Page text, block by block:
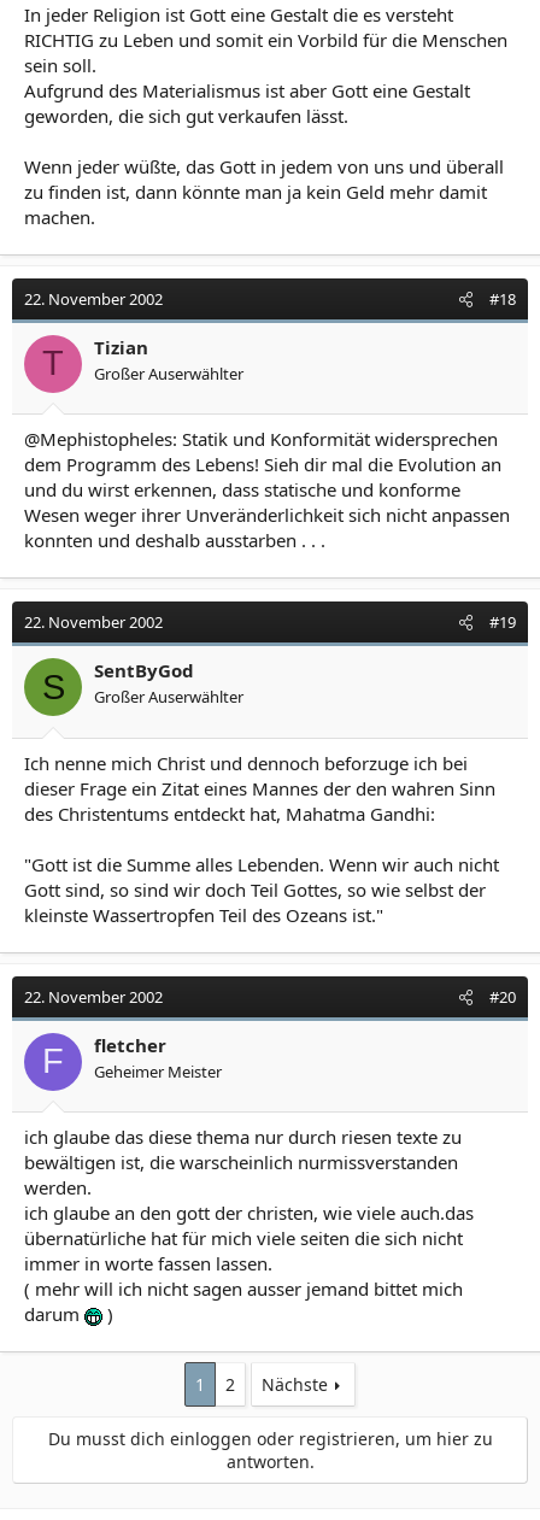
In jeder Religion ist Gott eine Gestalt die es versteht
RICHTIG zu Leben und somit ein Vorbild für die Menschen
sein soll.
Aufgrund des Materialismus ist aber Gott eine Gestalt
geworden, die sich gut verkaufen lässt.
Wenn jeder wüßte, das Gott in jedem von uns und überall
zu finden ist, dann könnte man ja kein Geld mehr damit
machen.
22. November 2002 #18
T Tizian
Großer Auserwählter
@Mephistopheles: Statik und Konformität widersprechen
dem Programm des Lebens! Sieh dir mal die Evolution an
und du wirst erkennen, dass statische und konforme
Wesen weger ihrer Unveränderlichkeit sich nicht anpassen
konnten und deshalb ausstarben . . .
22. November 2002 #19
S SentByGod
Großer Auserwählter
Ich nenne mich Christ und dennoch beforzuge ich bei
dieser Frage ein Zitat eines Mannes der den wahren Sinn
des Christentums entdeckt hat, Mahatma Gandhi:
"Gott ist die Summe alles Lebenden. Wenn wir auch nicht
Gott sind, so sind wir doch Teil Gottes, so wie selbst der
kleinste Wassertropfen Teil des Ozeans ist."
22. November 2002 #20
F fletcher
Geheimer Meister
ich glaube das diese thema nur durch riesen texte zu
bewältigen ist, die warscheinlich nurmissverstanden
werden.
ich glaube an den gott der christen, wie viele auch.das
übernatürliche hat für mich viele seiten die sich nicht
immer in worte fassen lassen.
( mehr will ich nicht sagen ausser jemand bittet mich
darum
)
1 2 Nächste
Du musst dich einloggen oder registrieren, um hier zu
antworten.